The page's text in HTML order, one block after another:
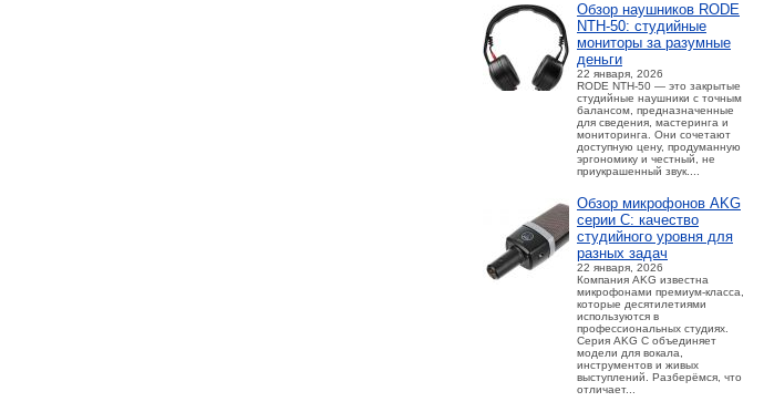
Обзор наушников RODE
NTH-50: студийные
мониторы за разумные
деньги
22 января, 2026
RODE NTH-50 — это закрытые
студийные наушники с точным
балансом, предназначенные
для сведения, мастеринга и
мониторинга. Они сочетают
доступную цену, продуманную
эргономику и честный, не
приукрашенный звук....
Обзор микрофонов AKG
серии C: качество
студийного уровня для
разных задач
22 января, 2026
Компания AKG известна
микрофонами премиум-класса,
которые десятилетиями
используются в
профессиональных студиях.
Серия AKG C объединяет
модели для вокала,
инструментов и живых
выступлений. Разберёмся, что
отличает...